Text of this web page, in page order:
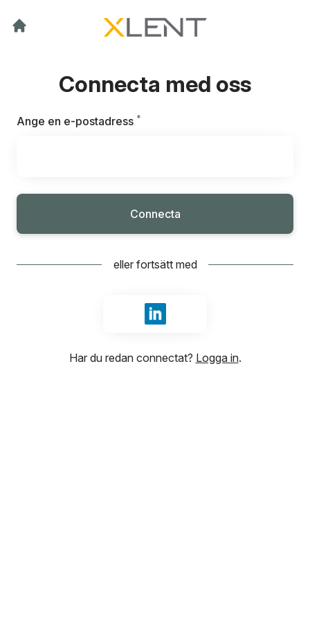
Connecta med oss
Ange en e-postadress *
Connecta
eller fortsätt med
Logga in med LinkedIn
Har du redan connectat? Logga in.